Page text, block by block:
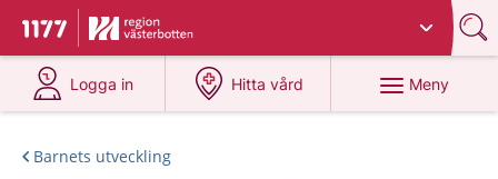
Till startsidan för 1177
Du har valt region
Logga in
på 1177.se
Hitta vård
på 1177.se
Meny
Barnets utveckling